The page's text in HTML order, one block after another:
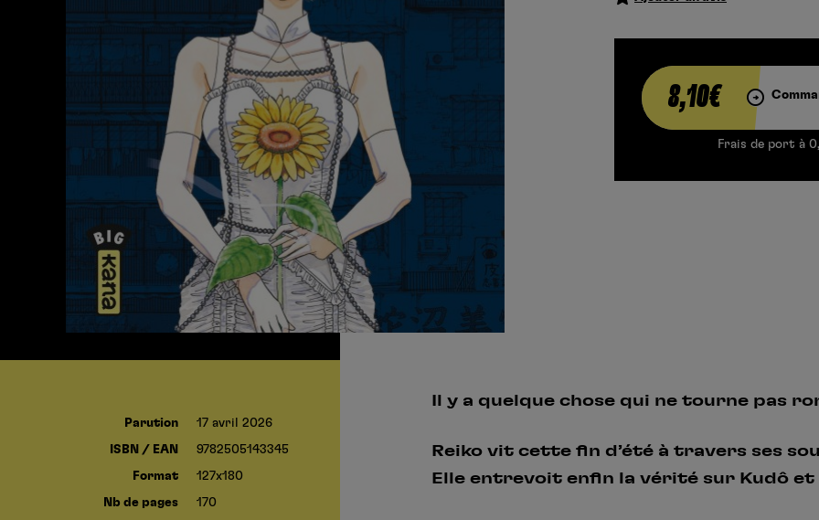
8,10€
Frais de port à
Parution 17 avril 2026
ISBN / EAN 9782505143345
Format 127x180
Nb de pages 170
Il y a quelque chose qui ne tourne pas
Reiko vit cette fin d’été à travers ses
Elle entrevoit enfin la vérité sur Kudô et